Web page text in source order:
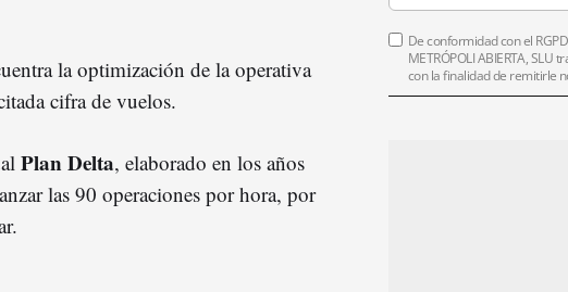
la optimización de la operativa
cifra de vuelos.
Plan Delta, elaborado en los años
las 90 operaciones por hora, por
De conformidad con el
METRÓPOLI ABIERTA, SLU
con la finalidad de remitirle